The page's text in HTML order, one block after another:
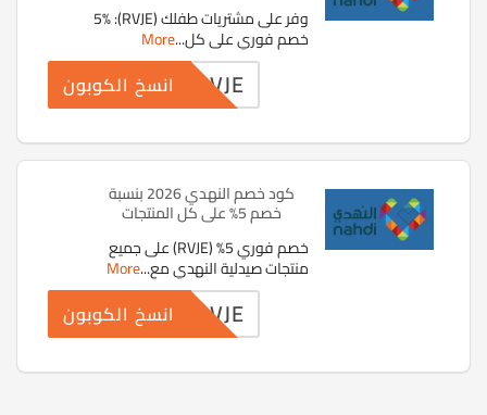
وفر على مشتريات طفلك (RVJE): 5%
خصم فوري على كل...
More
RVJE انسخ الكوبون
كود خصم النهدي 2026 بنسبة
خصم 5% على كل المنتجات
خصم فوري 5% (RVJE) على جميع
منتجات صيدلية النهدي مع...
More
RVJE انسخ الكوبون